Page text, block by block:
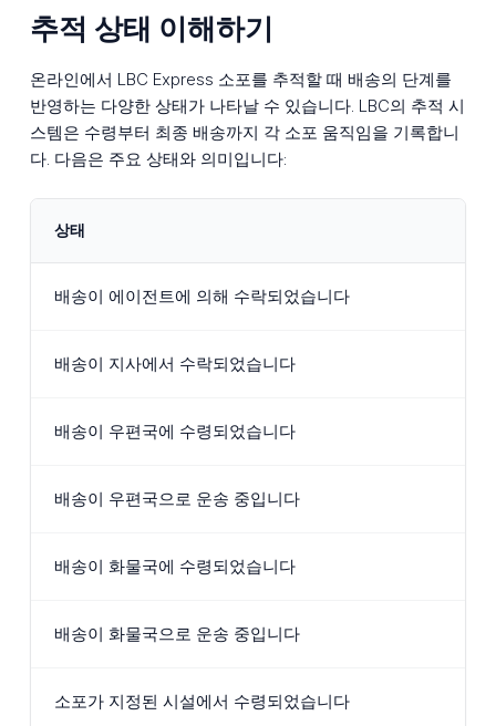
추적 상태 이해하기
온라인에서 LBC Express 소포를 추적할 때 배송의 단계를
반영하는 다양한 상태가 나타날 수 있습니다. LBC의 추적 시
스템은 수령부터 최종 배송까지 각 소포 움직임을 기록합니
다. 다음은 주요 상태와 의미입니다:
상태
배송이 에이전트에 의해 수락되었습니다
배송이 지사에서 수락되었습니다
배송이 우편국에 수령되었습니다
배송이 우편국으로 운송 중입니다
배송이 화물국에 수령되었습니다
배송이 화물국으로 운송 중입니다
소포가 지정된 시설에서 수령되었습니다